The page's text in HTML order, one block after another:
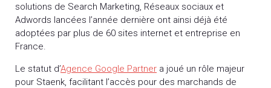
solutions de Search Marketing, Réseaux sociaux et
Adwords lancées l’année dernière ont ainsi déjà été
adoptées par plus de 60 sites internet et entreprise en
France.
Le statut d’Agence Google Partner a joué un rôle majeur
pour Staenk, facilitant l’accès pour des marchands de